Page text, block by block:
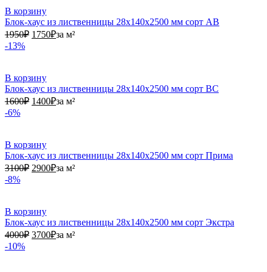
В корзину
Блок-хаус из лиственницы 28х140х2500 мм сорт АВ
1950₽ 1950₽.
1750₽1750₽.
за м²
-13%
В корзину
Блок-хаус из лиственницы 28х140х2500 мм сорт ВС
1600₽ 1600₽.
1400₽1400₽.
за м²
-6%
В корзину
Блок-хаус из лиственницы 28х140х2500 мм сорт Прима
3100₽ 3100₽.
2900₽2900₽.
за м²
-8%
В корзину
Блок-хаус из лиственницы 28х140х2500 мм сорт Экстра
4000₽ 4000₽.
3700₽3700₽.
за м²
-10%